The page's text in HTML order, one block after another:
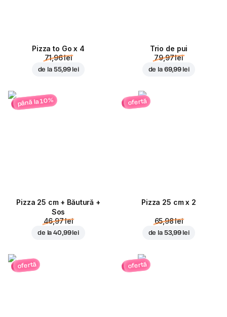
Pizza to Go x 4
71,96 lei
de la 55,99 lei
Trio de pui
79,97 lei
de la 69,99 lei
până la 10%
Pizza 25 cm + Băutură +
Sos
46,97 lei
de la40,99 lei
ofertă
Pizza 25 cm x 2
65,98 lei
de la 53,99 lei
ofertă ofertă